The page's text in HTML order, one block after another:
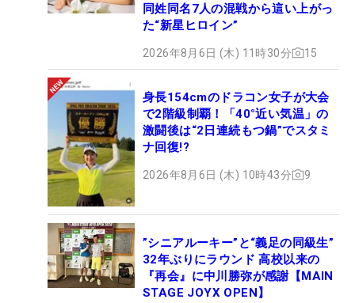
同姓同名7人の混戦から這い上がっ
た“新星ヒロイン”
2026年8月6日 (木) 11時30分 15
身長154cmのドラコン女子が大会
で2階級制覇！「40°近い気温」の
激闘後は“2日連続もつ鍋”でスタミ
ナ回復!?
2026年8月6日 (木) 10時43分 9
”シニアルーキー”と“義足の同級生”
32年ぶりにラウンド 高校以来の
『再会』に中川勝弥が感謝【MAIN
STAGE JOYX OPEN】